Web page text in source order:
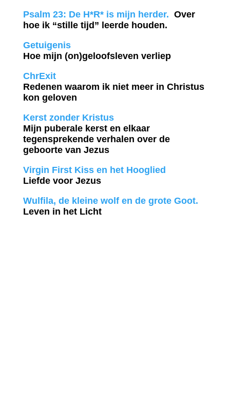
Psalm 23: De H*R* is mijn herder. Over
hoe ik “stille tijd” leerde houden.
Getuigenis
Hoe mijn (on)geloofsleven verliep
ChrExit
Redenen waarom ik niet meer in Christus
kon geloven
Kerst zonder Kristus
Mijn puberale kerst en elkaar
tegensprekende verhalen over de
geboorte van Jezus
Virgin First Kiss en het Hooglied
Liefde voor Jezus
Wulfila, de kleine wolf en de grote Goot.
Leven in het Licht